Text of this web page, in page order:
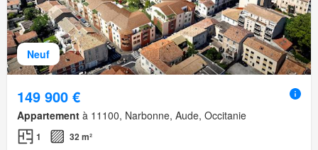
Neuf
149 900 €
Appartement à 11100, Narbonne, Aude, Occitanie
1
32 m²